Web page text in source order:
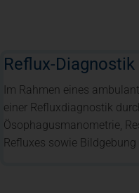
Reflux-Diagnostik
Im Rahmen eines
einer Refluxdiagnostik
Ösophagusmanometrie,
Refluxes sowie